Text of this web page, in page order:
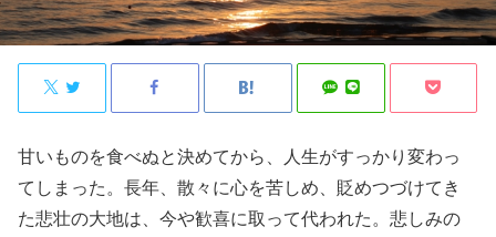
甘いものを食べぬと決めてから、人生がすっかり変わっ
てしまった。長年、散々に心を苦しめ、貶めつづけてき
た悲壮の大地は、今や歓喜に取って代われた。悲しみの